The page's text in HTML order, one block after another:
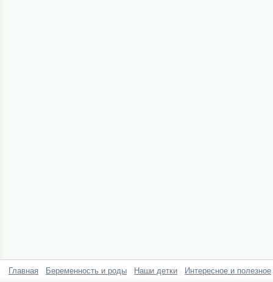
Главная Беременность и роды Наши детки Интересное и полезное